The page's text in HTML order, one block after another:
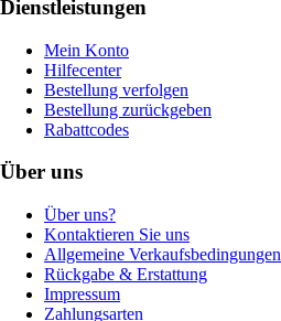
Dienstleistungen
Mein Konto
Hilfecenter
Bestellung verfolgen
Bestellung zurückgeben
Rabattcodes
Über uns
Über uns?
Kontaktieren Sie uns
Allgemeine Verkaufsbedingungen
Rückgabe & Erstattung
Impressum
Zahlungsarten